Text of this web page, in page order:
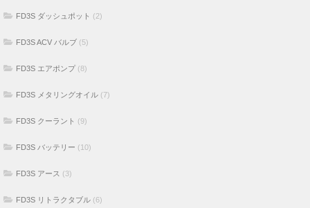
FD3S ダッシュポット (2)
FD3S ACV バルブ (5)
FD3S エアポンプ (8)
FD3S メタリングオイル (7)
FD3S クーラント (9)
FD3S バッテリー (10)
FD3S アース (3)
FD3S リトラクタブル (6)